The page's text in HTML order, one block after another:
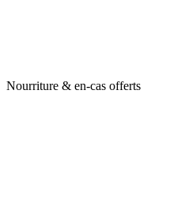
Nourriture & en-cas offerts